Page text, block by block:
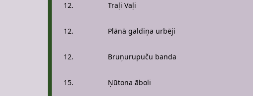
12. Traļi Vaļi
12. Plānā galdiņa urbēji
12. Bruņurupuču banda
15. Ņūtona āboli